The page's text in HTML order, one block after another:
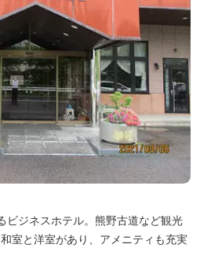
ビジネスホテル。熊野古道など観光
室と洋室があり、アメニティも充実